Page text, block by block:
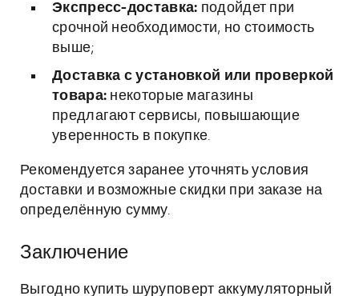
Экспресс-доставка: подойдет при
срочной необходимости, но стоимость
выше;
Доставка с установкой или проверкой
товара: некоторые магазины
предлагают сервисы, повышающие
уверенность в покупке.
Рекомендуется заранее уточнять условия
доставки и возможные скидки при заказе на
определённую сумму.
Заключение
Выгодно купить шуруповерт аккумуляторный